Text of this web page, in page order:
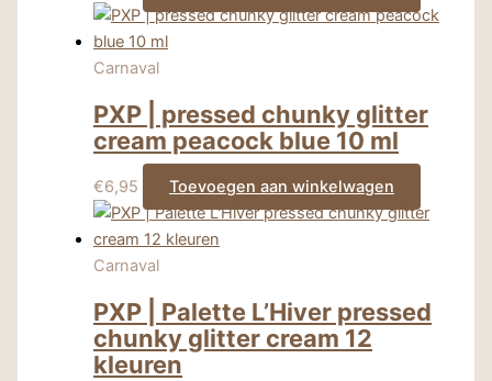
Carnaval
PXP | pressed chunky glitter
cream peacock blue 10 ml
€6,95 Toevoegen aan winkelwagen
Carnaval
PXP | Palette L’Hiver pressed
chunky glitter cream 12
kleuren